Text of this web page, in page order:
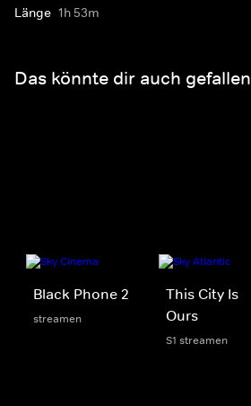
Länge 1h 53m
Das könnte dir auch gefallen
Black Phone 2
streamen
This City Is
Ours
S1 streamen